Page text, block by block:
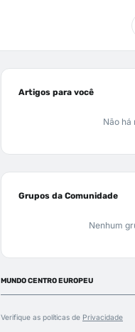
Artigos para você
Não há
Grupos da Comunidade
Nenhum
MUNDO CENTRO EUROPEU
Verifique as políticas de Privacidade